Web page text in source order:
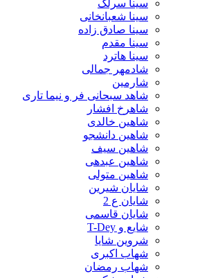
سینا سرلک
سینا شعبانخانی
سینا صادق زاده
سینا مقدم
سینا هاترد
شادمهر جمالی
شارمین
شاهد سبحانی فر و نیما تاری
شاهرخ افشار
شاهین خالدی
شاهین دانشجو
شاهین سیف
شاهین عبدهی
شاهین متولی
شایان شیرین
شایان ع 2
شایان قاسمی
شایع و T-Dey
شروین شایا
شهاب اکبری
شهاب رمضان